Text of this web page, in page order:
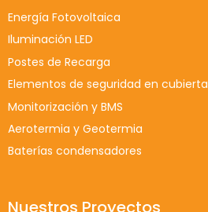
Energía Fotovoltaica
Iluminación LED
Postes de Recarga
Elementos de seguridad en cubierta
Monitorización y BMS
Aerotermia y Geotermia
Baterías condensadores
Nuestros Proyectos